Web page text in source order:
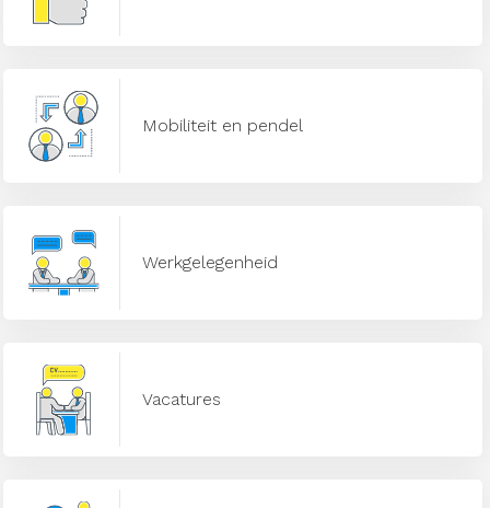
Mobiliteit en pendel
Werkgelegenheid
Vacatures